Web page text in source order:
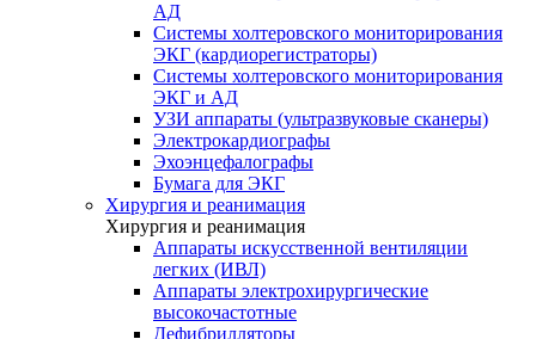
АД
Системы холтеровского мониторирования
ЭКГ (кардиорегистраторы)
Системы холтеровского мониторирования
ЭКГ и АД
УЗИ аппараты (ультразвуковые сканеры)
Электрокардиографы
Эхоэнцефалографы
Бумага для ЭКГ
Хирургия и реанимация
Хирургия и реанимация
Аппараты искусственной вентиляции
легких (ИВЛ)
Аппараты электрохирургические
высокочастотные
Дефибрилляторы